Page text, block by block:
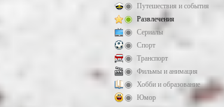
Путешествия и события
Развлечения
Сериалы
Спорт
Транспорт
Фильмы и анимация
Хобби и образование
Юмор